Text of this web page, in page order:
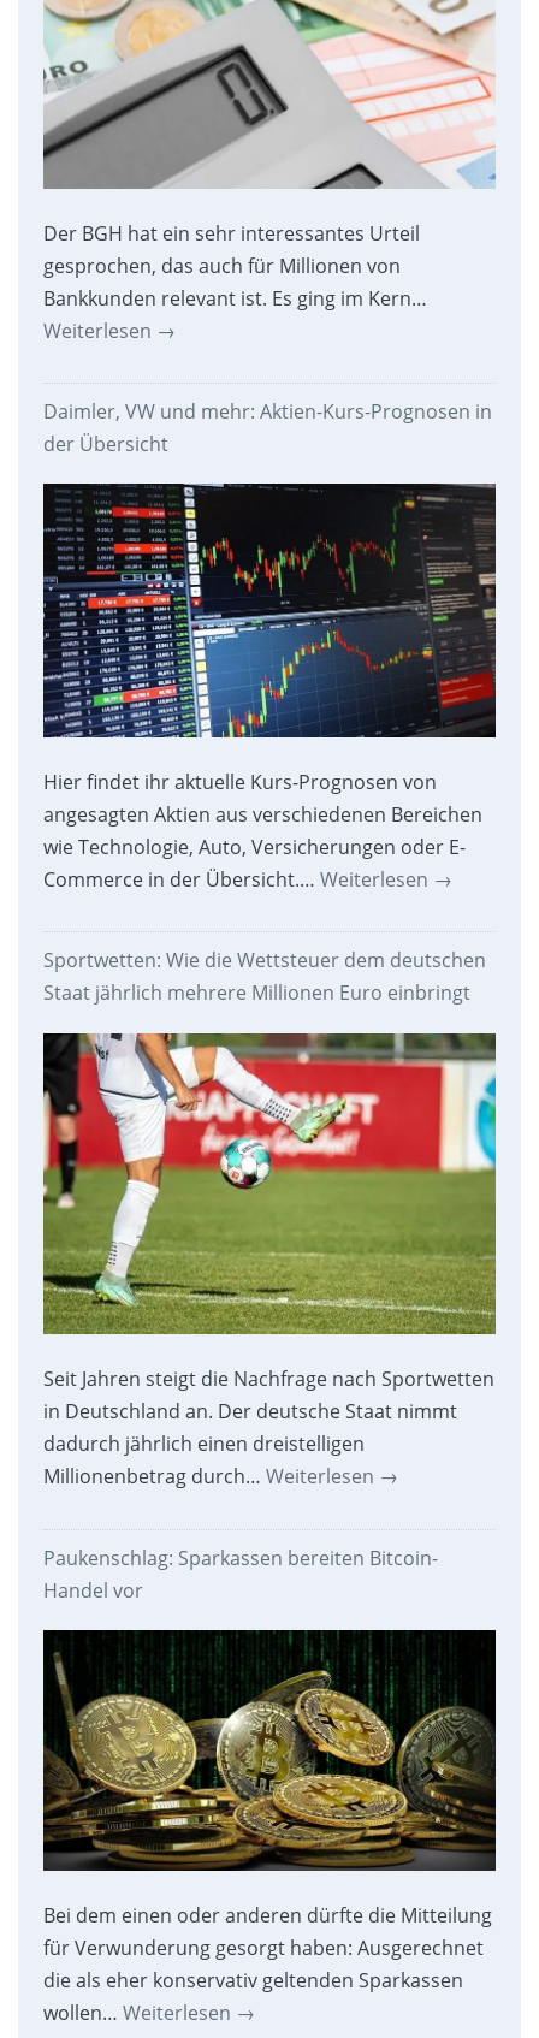
Der BGH hat ein sehr interessantes Urteil
gesprochen, das auch für Millionen von
Bankkunden relevant ist. Es ging im Kern…
Weiterlesen →
Daimler, VW und mehr: Aktien-Kurs-Prognosen in
der Übersicht
Hier findet ihr aktuelle Kurs-Prognosen von
angesagten Aktien aus verschiedenen Bereichen
wie Technologie, Auto, Versicherungen oder E-
Commerce in der Übersicht.… Weiterlesen →
Sportwetten: Wie die Wettsteuer dem deutschen
Staat jährlich mehrere Millionen Euro einbringt
Seit Jahren steigt die Nachfrage nach Sportwetten
in Deutschland an. Der deutsche Staat nimmt
dadurch jährlich einen dreistelligen
Millionenbetrag durch… Weiterlesen →
Paukenschlag: Sparkassen bereiten Bitcoin-
Handel vor
Bei dem einen oder anderen dürfte die Mitteilung
für Verwunderung gesorgt haben: Ausgerechnet
die als eher konservativ geltenden Sparkassen
wollen… Weiterlesen →